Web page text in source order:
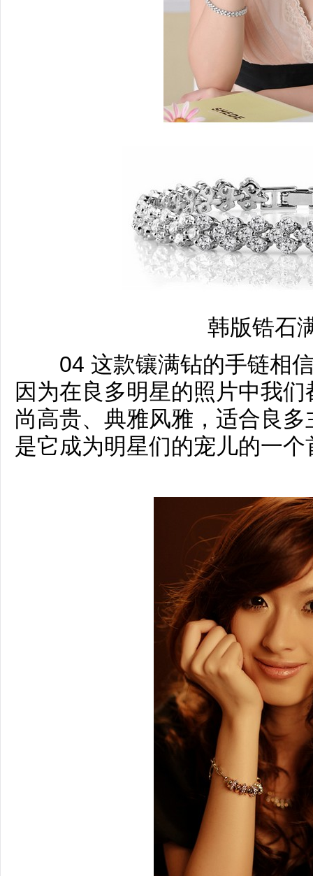
韩版锆石
04 这款镶满钻的手链相信
因为在良多明星的照片中我
尚高贵、典雅风雅，适合良
是它成为明星们的宠儿的一个